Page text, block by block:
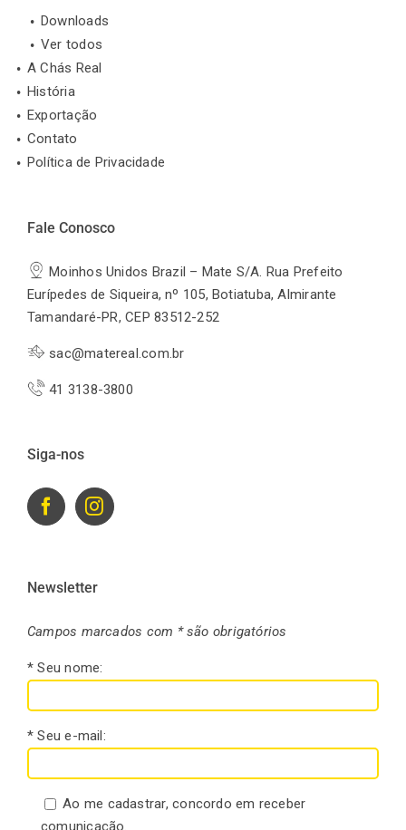
Downloads
Ver todos
A Chás Real
História
Exportação
Contato
Política de Privacidade
Fale Conosco
Moinhos Unidos Brazil – Mate S/A. Rua Prefeito
Eurípedes de Siqueira, nº 105, Botiatuba, Almirante
Tamandaré-PR, CEP 83512-252
sac@matereal.com.br
41 3138-3800
Siga-nos
Newsletter
Campos marcados com * são obrigatórios
* Seu nome:
* Seu e-mail:
Ao me cadastrar, concordo em receber
comunicação.